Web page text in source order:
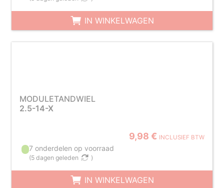
IN WINKELWAGEN
MODULETANDWIEL
2.5-14-X
9,98 € INCLUSIEF BTW
7 onderdelen op voorraad
(5 dagen geleden )
IN WINKELWAGEN